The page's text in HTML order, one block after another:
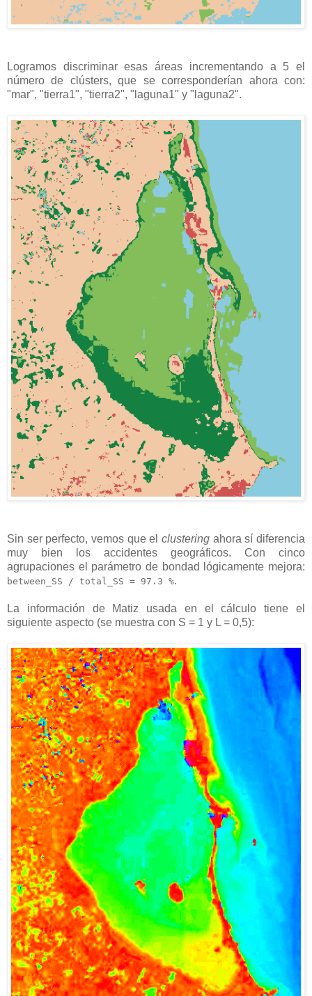
Logramos discriminar esas áreas incrementando a 5 el
número de clústers, que se corresponderían ahora con:
"mar", "tierra1", "tierra2", "laguna1" y "laguna2".
Sin ser perfecto, vemos que el clustering ahora sí diferencia
muy bien los accidentes geográficos. Con cinco
agrupaciones el parámetro de bondad lógicamente mejora:
between_SS / total_SS = 97.3 %.
La información de Matiz usada en el cálculo tiene el
siguiente aspecto (se muestra con S = 1 y L = 0,5):